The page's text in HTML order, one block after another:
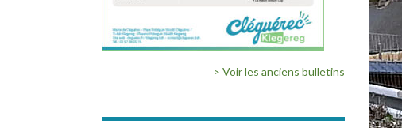
> Voir les anciens bulletins